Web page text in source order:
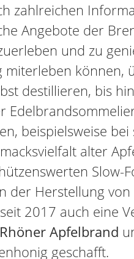
zahlreichen
Angebote der
und zu
können,
destillieren, bis
beispielsweise
alter
Slow-
der Herstellung
2017 auch eine
Apfelbrand
geschafft.